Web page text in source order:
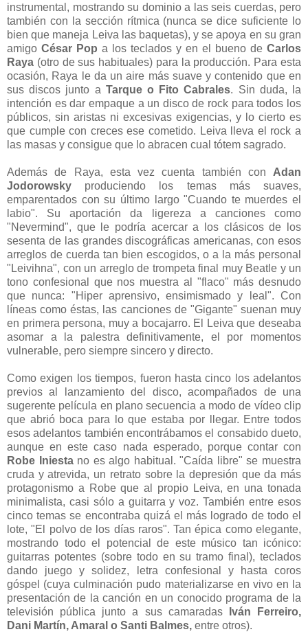
instrumental, mostrando su dominio a las seis cuerdas, pero
también con la sección rítmica (nunca se dice suficiente lo
bien que maneja Leiva las baquetas), y se apoya en su gran
amigo César Pop a los teclados y en el bueno de Carlos
Raya (otro de sus habituales) para la producción. Para esta
ocasión, Raya le da un aire más suave y contenido que en
sus discos junto a Tarque o Fito Cabrales. Sin duda, la
intención es dar empaque a un disco de rock para todos los
públicos, sin aristas ni excesivas exigencias, y lo cierto es
que cumple con creces ese cometido. Leiva lleva el rock a
las masas y consigue que lo abracen cual tótem sagrado.
Además de Raya, esta vez cuenta también con Adan
Jodorowsky produciendo los temas más suaves,
emparentados con su último largo "Cuando te muerdes el
labio". Su aportación da ligereza a canciones como
"Nevermind", que le podría acercar a los clásicos de los
sesenta de las grandes discográficas americanas, con esos
arreglos de cuerda tan bien escogidos, o a la más personal
"Leivihna", con un arreglo de trompeta final muy Beatle y un
tono confesional que nos muestra al "flaco" más desnudo
que nunca: "Hiper aprensivo, ensimismado y leal". Con
líneas como éstas, las canciones de "Gigante" suenan muy
en primera persona, muy a bocajarro. El Leiva que deseaba
asomar a la palestra definitivamente, el por momentos
vulnerable, pero siempre sincero y directo.
Como exigen los tiempos, fueron hasta cinco los adelantos
previos al lanzamiento del disco, acompañados de una
sugerente película en plano secuencia a modo de vídeo clip
que abrió boca para lo que estaba por llegar. Entre todos
esos adelantos también encontrábamos el consabido dueto,
aunque en este caso nada esperado, porque contar con
Robe Iniesta no es algo habitual. "Caída libre" se muestra
cruda y atrevida, un retrato sobre la depresión que da más
protagonismo a Robe que al propio Leiva, en una tonada
minimalista, casi sólo a guitarra y voz. También entre esos
cinco temas se encontraba quizá el más logrado de todo el
lote, "El polvo de los días raros". Tan épica como elegante,
mostrando todo el potencial de este músico tan icónico:
guitarras potentes (sobre todo en su tramo final), teclados
dando juego y solidez, letra confesional y hasta coros
góspel (cuya culminación pudo materializarse en vivo en la
presentación de la canción en un conocido programa de la
televisión pública junto a sus camaradas
Iván Ferreiro,
Dani Martín, Amaral o Santi Balmes, entre otros).